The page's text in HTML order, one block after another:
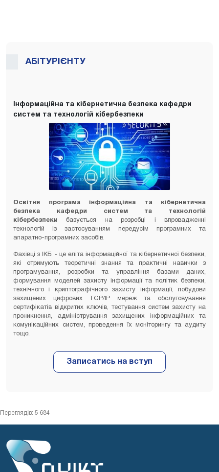
АБІТУРІЄНТУ
Інформаційна та кібернетична безпека кафедри
систем та технологій кібербезпеки
Освітня програма інформаційна та кібернетична
безпека кафедри систем та технологій
кібербезпекибазується на розробці і впровадженні
технологій із застосуванням передусім програмних та
апаратно-програмних засобів.
Фахівці з ІКБ - це еліта інформаційної та кібернетичної безпеки,
які отримують теоретичні знання та практичні навички з
програмування, розробки та управління базами даних,
формування моделей захисту інформації та політик безпеки,
технічного і криптографічного захисту інформації, побудови
захищених цифрових TCP/IP мереж та обслуговування
сертифікатів відкритих ключів, тестування систем захисту на
проникнення, адміністрування захищених інформаційних та
комунікаційних систем, проведення їх моніторингу та аудиту
тощо.
Переглядів: 5 684